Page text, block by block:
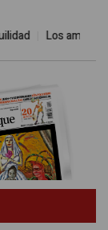
Los amos del